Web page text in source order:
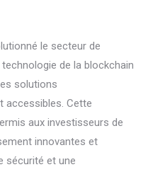
le secteur de
de la blockchain
solutions
accessibles. Cette
aux investisseurs de
innovantes et
sécurité et une